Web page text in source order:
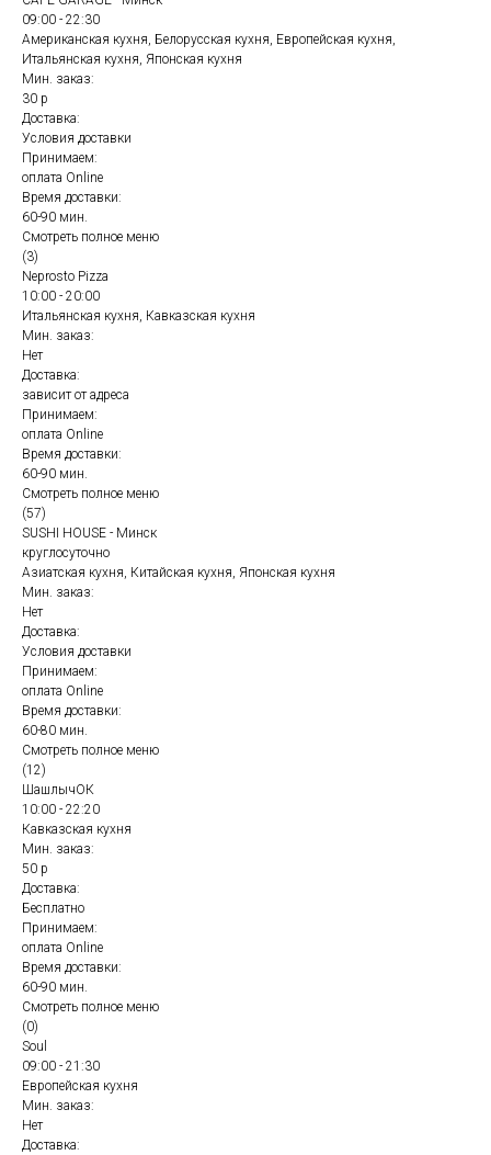
09:00 - 22:30
Американская кухня, Белорусская кухня, Европейская кухня,
Итальянская кухня, Японская кухня
Мин. заказ:
30 р
Доставка:
Условия доставки
Принимаем:
оплата Online
Время доставки:
60-90 мин.
Смотреть полное меню
(3)
Neprosto Pizza
10:00 - 20:00
Итальянская кухня, Кавказская кухня
Мин. заказ:
Нет
Доставка:
зависит от адреса
Принимаем:
оплата Online
Время доставки:
60-90 мин.
Смотреть полное меню
(57)
SUSHI HOUSE - Минск
круглосуточно
Азиатская кухня, Китайская кухня, Японская кухня
Мин. заказ:
Нет
Доставка:
Условия доставки
Принимаем:
оплата Online
Время доставки:
60-80 мин.
Смотреть полное меню
(12)
ШашлычОК
10:00 - 22:20
Кавказская кухня
Мин. заказ:
50 р
Доставка:
Бесплатно
Принимаем:
оплата Online
Время доставки:
60-90 мин.
Смотреть полное меню
(0)
Soul
09:00 - 21:30
Европейская кухня
Мин. заказ:
Нет
Доставка: